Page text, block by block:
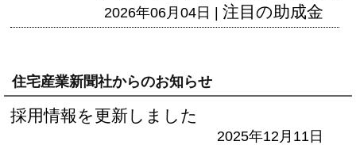
2026年06月04日 | 注目の助成金
住宅産業新聞社からのお知らせ
採用情報を更新しました
2025年12月11日